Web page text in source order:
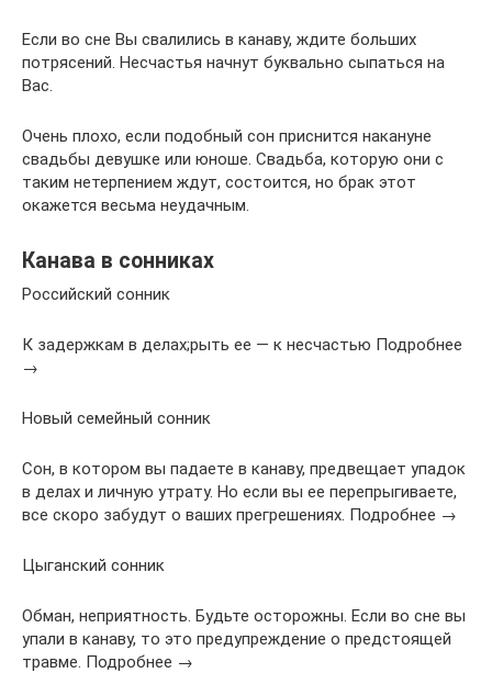
Если во сне Вы свалились в канаву, ждите больших
потрясений. Несчастья начнут буквально сыпаться на
Вас.
Очень плохо, если подобный сон приснится накануне
свадьбы девушке или юноше. Свадьба, которую они с
таким нетерпением ждут, состоится, но брак этот
окажется весьма неудачным.
Канава в сонниках
Российский сонник
К задержкам в делах;рыть ее — к несчастью Подробнее
→
Новый семейный сонник
Сон, в котором вы падаете в канаву, предвещает упадок
в делах и личную утрату. Но если вы ее перепрыгиваете,
все скоро забудут о ваших прегрешениях. Подробнее →
Цыганский сонник
Обман, неприятность. Будьте осторожны. Если во сне вы
упали в канаву, то это предупреждение о предстоящей
травме. Подробнее →